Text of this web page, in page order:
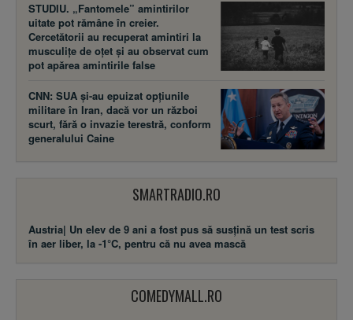
STUDIU. „Fantomele” amintirilor
uitate pot rămâne în creier.
Cercetătorii au recuperat amintiri la
musculițe de oțet și au observat cum
pot apărea amintirile false
CNN: SUA şi-au epuizat opțiunile
militare în Iran, dacă vor un război
scurt, fără o invazie terestră, conform
generalului Caine
SMARTRADIO.RO
Austria| Un elev de 9 ani a fost pus să susţină un test scris
în aer liber, la -1°C, pentru că nu avea mască
COMEDYMALL.RO